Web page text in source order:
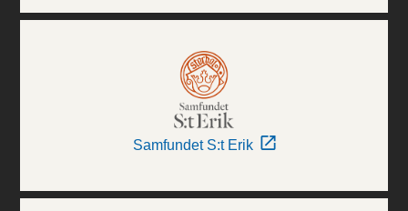
Samfundet S:t Erik